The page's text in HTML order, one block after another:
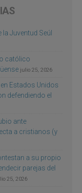
Juventud Seúl
católico
julio 25, 2026
Estados Unidos
defendiendo el
ante
a cristianos (y
a su propio
parejas del
25, 2026